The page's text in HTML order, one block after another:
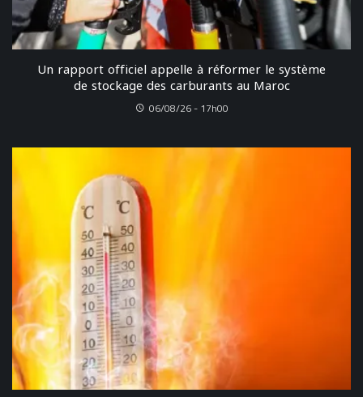
Un rapport officiel appelle à réformer le système
de stockage des carburants au Maroc
06/08/26 - 17h00